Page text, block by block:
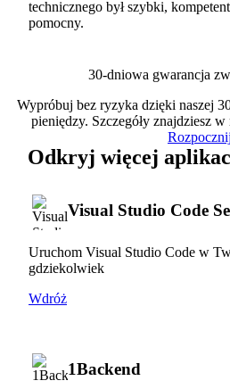
technicznego był szybki,
pomocny.
30-dniowa gwarancja
Wypróbuj bez ryzyka dzięki naszej
pieniędzy. Szczegóły znajdziesz w
Rozpocznij
Odkryj więcej
Visual Studio Code
Uruchom Visual Studio Code w
gdziekolwiek
Wdróż
1Backend